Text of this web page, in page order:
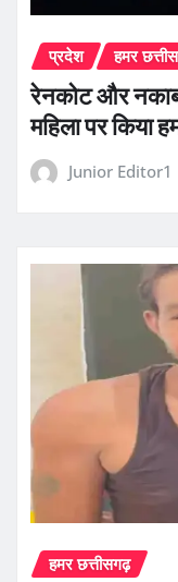
प्रदेश हमर
रेनकोट और
महिला पर किया
Junior Editor1
हमर छत्तीसगढ़